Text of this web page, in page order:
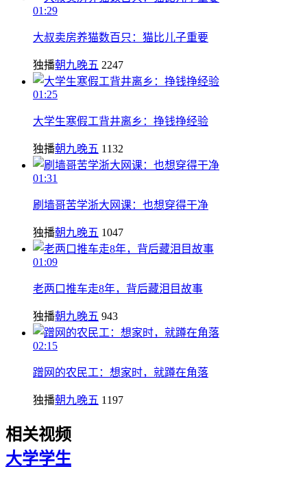
01:29
大叔卖房养猫数百只：猫比儿子重要
独播朝九晚五 2247
01:25
大学生寒假工背井离乡：挣钱挣经验
独播朝九晚五 1132
01:31
刷墙哥苦学浙大网课：也想穿得干净
独播朝九晚五 1047
01:09
老两口推车走8年，背后藏泪目故事
独播朝九晚五 943
02:15
蹭网的农民工：想家时，就蹲在角落
独播朝九晚五 1197
相关视频
大学学生